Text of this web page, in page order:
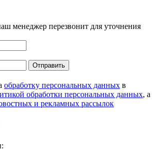
менеджер перезвонит для уточнения
обработку персональных данных в
обработки персональных данных, а
и рекламных рассылок